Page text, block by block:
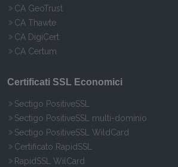
CA GeoTrust
CA Thawte
CA DigiCert
CA Certum
Certificati SSL Economici
Sectigo PositiveSSL
Sectigo PositiveSSL multi-dominio
Sectigo PositiveSSL WildCard
Certificato RapidSSL
RapidSSL WilCard